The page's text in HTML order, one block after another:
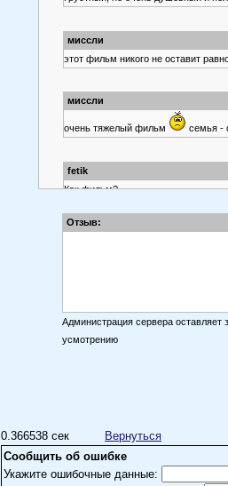
миссли
этот фильм никого не оставит
миссли
очень тяжелый фильм семья -
fetik
Как фильм?
Отзыв:
Администрация сервера оставляет
усмотрению
0.366538 сек
Вернуться
Сообщить об ошибке
Укажите ошибочные данные: